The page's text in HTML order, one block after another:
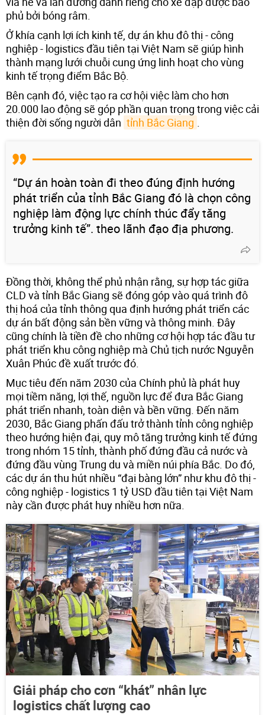
phủ bởi bóng râm.
Ở khía cạnh lợi ích kinh tế, dự án khu đô thị - công
nghiệp - logistics đầu tiên tại Việt Nam sẽ giúp hình
thành mạng lưới chuỗi cung ứng linh hoạt cho vùng
kinh tế trọng điểm Bắc Bộ.
Bên cạnh đó, việc tạo ra cơ hội việc làm cho hơn
20.000 lao động sẽ góp phần quan trọng trong việc cải
thiện đời sống người dân tỉnh Bắc Giang
“Dự án hoàn toàn đi theo đúng định hướng
phát triển của tỉnh Bắc Giang đó là chọn công
nghiệp làm động lực chính thúc đẩy tăng
trưởng kinh tế”. theo lãnh đạo địa phương.
Đồng thời, không thể phủ nhận rằng, sự hợp tác giữa
CLD và tỉnh Bắc Giang sẽ đóng góp vào quá trình đô
thị hoá của tỉnh thông qua định hướng phát triển các
dự án bất động sản bền vững và thông minh. Đây
cũng chính là tiền đề cho những cơ hội hợp tác đầu tư
phát triển khu công nghiệp mà Chủ tịch nước Nguyễn
Xuân Phúc đề xuất trước đó.
Mục tiêu đến năm 2030 của Chính phủ là phát huy
mọi tiềm năng, lợi thế, nguồn lực để đưa Bắc Giang
phát triển nhanh, toàn diện và bền vững. Đến năm
2030, Bắc Giang phấn đấu trở thành tỉnh công nghiệp
theo hướng hiện đại, quy mô tăng trưởng kinh tế đứng
trong nhóm 15 tỉnh, thành phố đứng đầu cả nước và
đứng đầu vùng Trung du và miền núi phía Bắc. Do đó,
các dự án thu hút nhiều “đại bàng lớn” như khu đô thị -
công nghiệp - logistics 1 tỷ USD đầu tiên tại Việt Nam
này cần được phát huy nhiều hơn nữa.
Giải pháp cho cơn “khát” nhân lực
logistics chất lượng cao